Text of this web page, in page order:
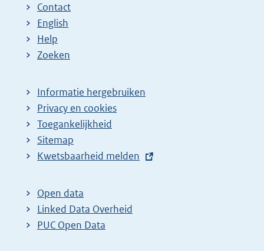
Contact
English
Help
Zoeken
Informatie hergebruiken
Privacy en cookies
Toegankelijkheid
Sitemap
E
t
e
r
Kwetsbaarheid melden
Open data
Linked Data Overheid
PUC Open Data